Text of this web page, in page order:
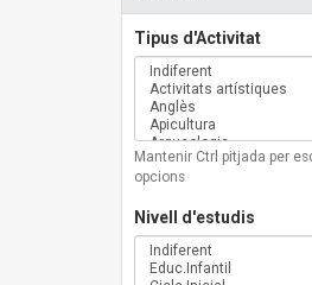
Tipus d'Activitat
Mantenir Ctrl pitjada per
opcions
Nivell d'estudis